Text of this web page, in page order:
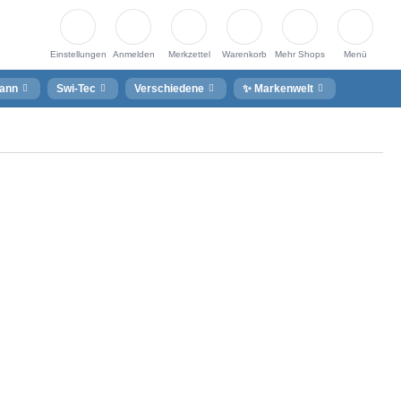
Einstellungen Anmelden Merkzettel Warenkorb Mehr Shops Menü
Swi-Tec Verschiedene ✨ Markenwelt